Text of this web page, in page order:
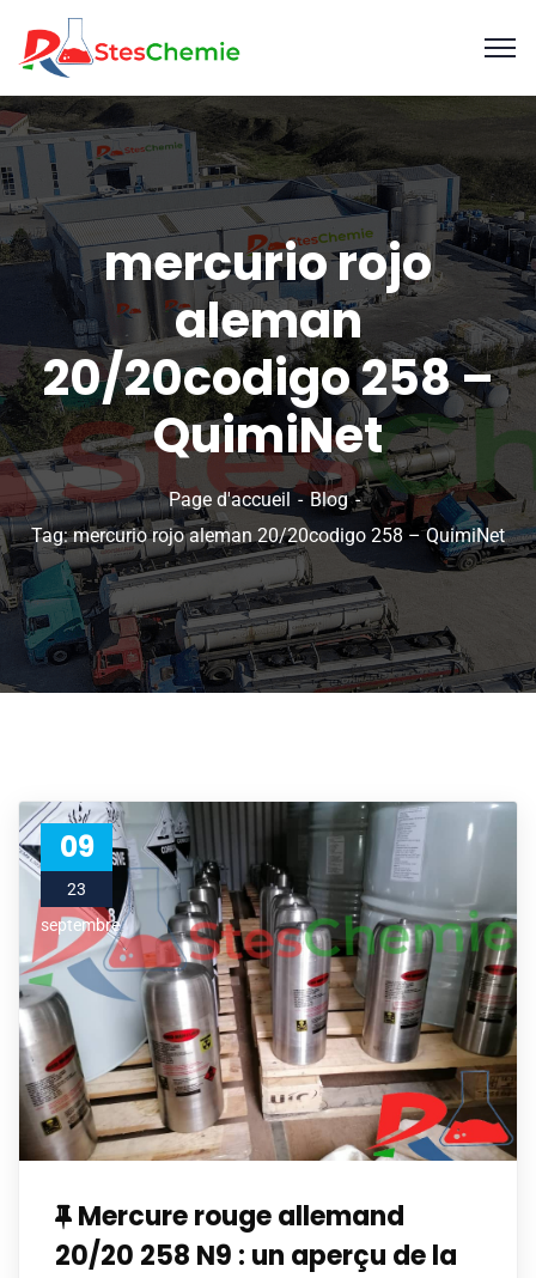
mercurio rojo
aleman
20/20codigo 258 –
QuimiNet
Page d'accueil
Blog
Tag: mercurio rojo aleman 20/20codigo 258 – QuimiNet
09
23
septembre
Mercure rouge allemand
20/20 258 N9 : un aperçu de la